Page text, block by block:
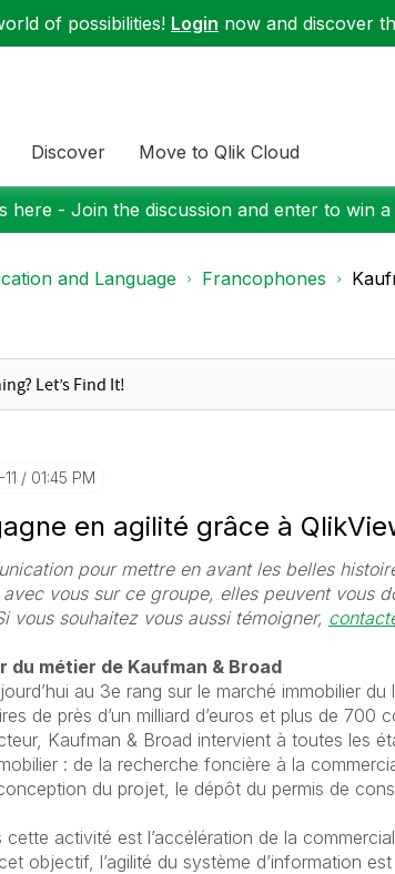
of possibilities! Login now and discover
Discover Move to Qlik Cloud
here - Join the discussion and enter to win
and Language Francophones
01:45 PM
en agilité grâce à
pour mettre en avant les belles
vous sur ce groupe, elles peuvent vous
vous souhaitez vous aussi témoigner,
métier de Kaufman & Broad
au 3e rang sur le marché immobilier du
de près d’un milliard d’euros et plus de 700
Kaufman & Broad intervient à toutes les
: de la recherche foncière à la
du projet, le dépôt du permis de
activité est l’accélération de la
objectif, l’agilité du système d’information est